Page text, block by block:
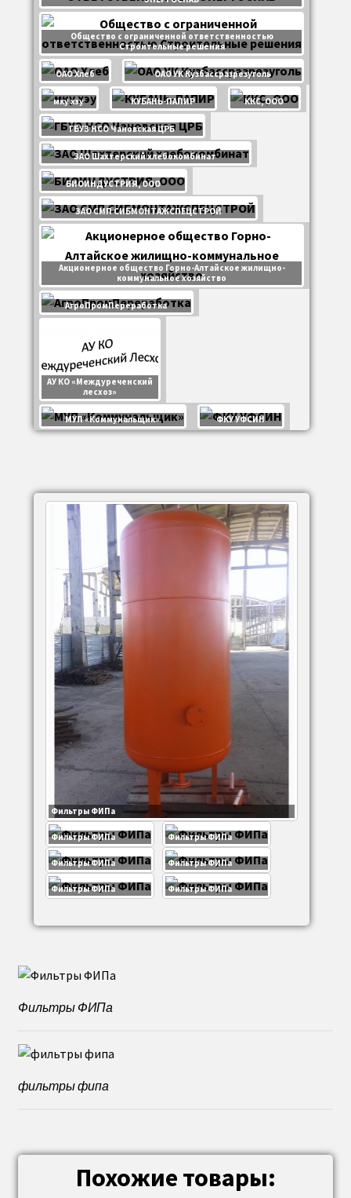
Общество с ограниченной ответственностью
Строительные решения
ОАО Хлеб ОАО УК Кузбассразрезуголь
мку хэу КУБАНЬ-ПАПИР ККС, ООО
ГБУЗ НСО Чановская ЦРБ
ЗАО Шахтерский хлебокомбинат
БИОИНДУСТРИЯ, ООО
ЗАО СМП СИБМОНТАЖСПЕЦСТРОЙ
Акционерное общество Горно-Алтайское жилищно-
коммунальное хозяйство
АгроПромПереработка
АУ КО «Междуреченский
лесхоз»
МУП «Коммунальщик» ФКУ УФСИН
Фильтры ФИПа
Фильтры ФИПа Фильтры ФИПа
Фильтры ФИПа Фильтры ФИПа
Фильтры ФИПа Фильтры ФИПа
Фильтры ФИПа
фильтры фипа
Похожие товары: